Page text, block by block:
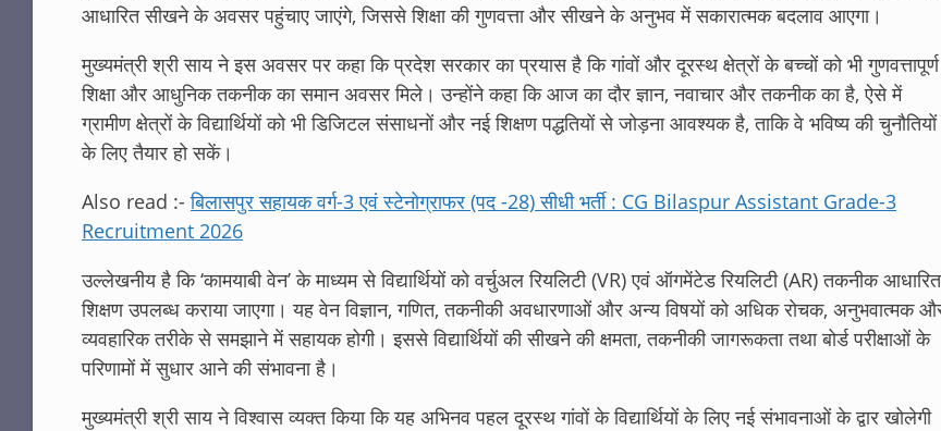
आधारित सीखने के अवसर पहुंचाए जाएंगे, जिससे शिक्षा की गुणवत्ता और सीखने के अनुभव में सकारात्मक बदलाव आएगा।
मुख्यमंत्री श्री साय ने इस अवसर पर कहा कि प्रदेश सरकार का प्रयास है कि गांवों और दूरस्थ क्षेत्रों के बच्चों को भी गुणवत्तापूर्ण
शिक्षा और आधुनिक तकनीक का समान अवसर मिले। उन्होंने कहा कि आज का दौर ज्ञान, नवाचार और तकनीक का है, ऐसे में
ग्रामीण क्षेत्रों के विद्यार्थियों को भी डिजिटल संसाधनों और नई शिक्षण पद्धतियों से जोड़ना आवश्यक है, ताकि वे भविष्य की चुनौतियों
के लिए तैयार हो सकें।
Also read :-बिलासपुर सहायक वर्ग-3 एवं स्टेनोग्राफर (पद -28) सीधी भर्ती : CG Bilaspur Assistant Grade-3
Recruitment 2026
उल्लेखनीय है कि ‘कामयाबी वेन’ के माध्यम से विद्यार्थियों को वर्चुअल रियलिटी (VR) एवं ऑगमेंटेड रियलिटी (AR) तकनीक आधारित
शिक्षण उपलब्ध कराया जाएगा। यह वेन विज्ञान, गणित, तकनीकी अवधारणाओं और अन्य विषयों को अधिक रोचक, अनुभवात्मक
व्यवहारिक तरीके से समझाने में सहायक होगी। इससे विद्यार्थियों की सीखने की क्षमता, तकनीकी जागरूकता तथा बोर्ड परीक्षाओं के
परिणामों में सुधार आने की संभावना है।
मुख्यमंत्री श्री साय ने विश्वास व्यक्त किया कि यह अभिनव पहल दूरस्थ गांवों के विद्यार्थियों के लिए नई संभावनाओं के द्वार खोलेगी